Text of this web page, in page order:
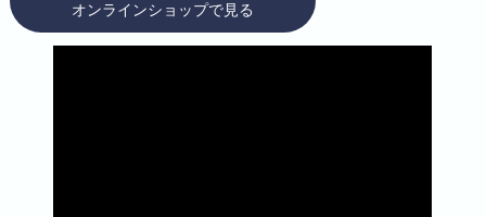
オンラインショップで見る